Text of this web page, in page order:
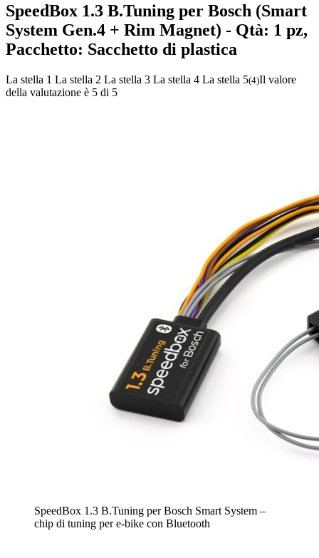
SpeedBox 1.3 B.Tuning per Bosch (Smart
System Gen.4 + Rim Magnet) - Qtà: 1 pz,
Pacchetto: Sacchetto di plastica
La stella 1 La stella 2 La stella 3 La stella 4 La stella 5(4)Il valore
della valutazione è 5 di 5
SpeedBox 1.3 B.Tuning per Bosch Smart System –
chip di tuning per e-bike con Bluetooth